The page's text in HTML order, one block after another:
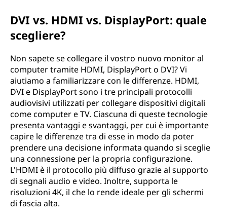
DVI vs. HDMI vs. DisplayPort: quale
scegliere?
Non sapete se collegare il vostro nuovo monitor al
computer tramite HDMI, DisplayPort o DVI? Vi
aiutiamo a familiarizzare con le differenze. HDMI,
DVI e DisplayPort sono i tre principali protocolli
audiovisivi utilizzati per collegare dispositivi digitali
come computer e TV. Ciascuna di queste tecnologie
presenta vantaggi e svantaggi, per cui è importante
capire le differenze tra di esse in modo da poter
prendere una decisione informata quando si sceglie
una connessione per la propria configurazione.
L'HDMI è il protocollo più diffuso grazie al supporto
di segnali audio e video. Inoltre, supporta le
risoluzioni 4K, il che lo rende ideale per gli schermi
di fascia alta.